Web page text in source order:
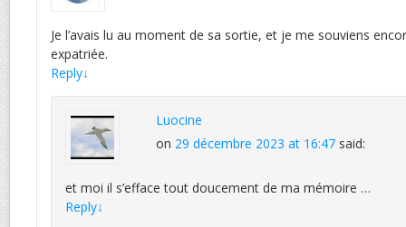
Je l’avais lu au moment de sa sortie, et je me souviens
expatriée.
Reply↓
Luocine
on 29 décembre 2023 at 16:47 said:
et moi il s’efface tout doucement de ma mémoire …
Reply↓